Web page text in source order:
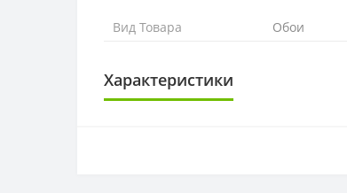
Вид Товара Обои
Характеристики